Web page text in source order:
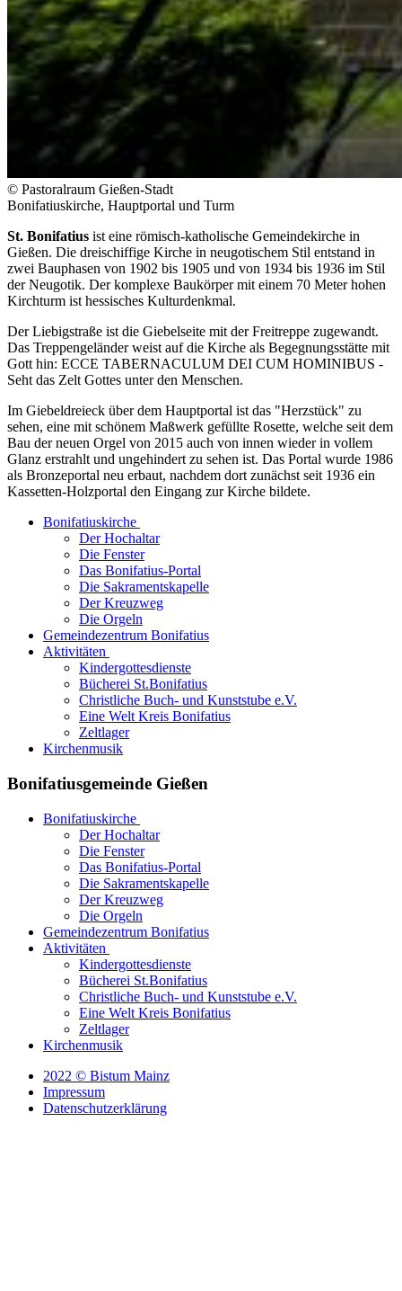
© Pastoralraum Gießen-Stadt
Bonifatiuskirche, Hauptportal und Turm
St. Bonifatius ist eine römisch-katholische Gemeindekirche in
Gießen. Die dreischiffige Kirche in neugotischem Stil entstand in
zwei Bauphasen von 1902 bis 1905 und von 1934 bis 1936 im Stil
der Neugotik. Der komplexe Baukörper mit einem 70 Meter hohen
Kirchturm ist hessisches Kulturdenkmal.
Der Liebigstraße ist die Giebelseite mit der Freitreppe zugewandt.
Das Treppengeländer weist auf die Kirche als Begegnungsstätte mit
Gott hin: ECCE TABERNACULUM DEI CUM HOMINIBUS -
Seht das Zelt Gottes unter den Menschen.
Im Giebeldreieck über dem Hauptportal ist das "Herzstück" zu
sehen, eine mit schönem Maßwerk gefüllte Rosette, welche seit dem
Bau der neuen Orgel von 2015 auch von innen wieder in vollem
Glanz erstrahlt und ungehindert zu sehen ist. Das Portal wurde 1986
als Bronzeportal neu erbaut, nachdem dort zunächst seit 1936 ein
Kassetten-Holzportal den Eingang zur Kirche bildete.
Bonifatiuskirche
Der Hochaltar
Die Fenster
Das Bonifatius-Portal
Die Sakramentskapelle
Der Kreuzweg
Die Orgeln
Gemeindezentrum Bonifatius
Aktivitäten
Kindergottesdienste
Bücherei St.Bonifatius
Christliche Buch- und Kunststube e.V.
Eine Welt Kreis Bonifatius
Zeltlager
Kirchenmusik
Bonifatiusgemeinde Gießen
Bonifatiuskirche
Der Hochaltar
Die Fenster
Das Bonifatius-Portal
Die Sakramentskapelle
Der Kreuzweg
Die Orgeln
Gemeindezentrum Bonifatius
Aktivitäten
Kindergottesdienste
Bücherei St.Bonifatius
Christliche Buch- und Kunststube e.V.
Eine Welt Kreis Bonifatius
Zeltlager
Kirchenmusik
2022 © Bistum Mainz
Impressum
Datenschutzerklärung